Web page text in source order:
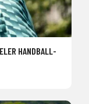
HANDBALL-